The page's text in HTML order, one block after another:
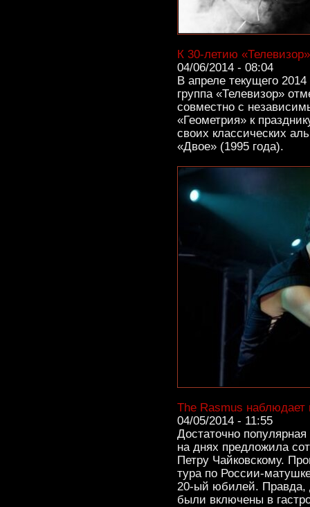
К 30-летию
04/06/2014 - 08:04
В апреле текущего 2014
группа «Телевизор»
совместно с
«Геометрия» к
своих классических
«Двое» (1995 года).
The Rasmus наблюдает
04/05/2014 - 11:55
Достаточно
на днях предложила
Петру Чайковскому.
тура по России-
20-ый юбилей. Правда,
были включены в